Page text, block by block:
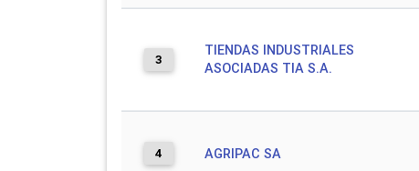
3
TIENDAS INDUSTRIALES
ASOCIADAS TIA S.A.
4 AGRIPAC SA